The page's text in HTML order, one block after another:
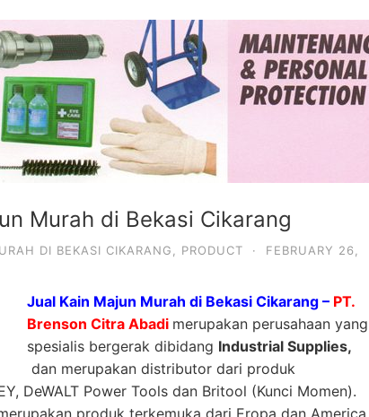
Murah di Bekasi Cikarang
DI BEKASI CIKARANG PRODUCT ·
FEBRUARY 26,
Jual Kain Majun Murah di Bekasi Cikarang – PT.
Brenson Citra Abadi merupakan perusahaan yang
spesialis bergerak dibidang Industrial Supplies,
dan merupakan distributor dari produk
DeWALT Power Tools dan Britool (Kunci Momen).
produk terkemuka dari Eropa dan America